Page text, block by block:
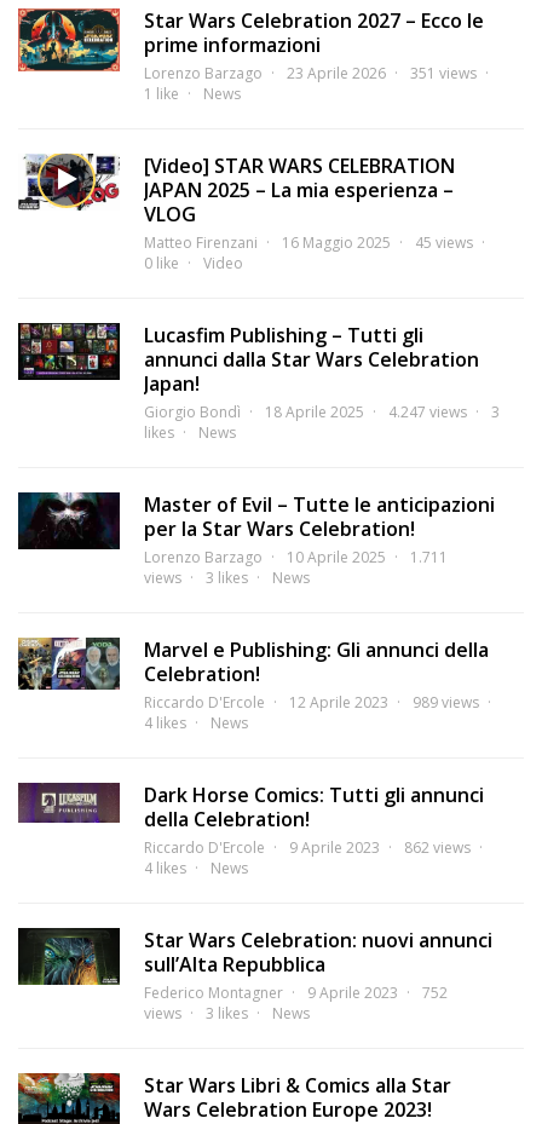
Star Wars Celebration 2027 – Ecco le
prime informazioni
Lorenzo Barzago 23 Aprile 2026
351 views
1 like
News
[Video] STAR WARS CELEBRATION
JAPAN 2025 – La mia esperienza –
VLOG
Matteo Firenzani 16 Maggio 2025
45 views
0 like
Video
Lucasfim Publishing – Tutti gli
annunci dalla Star Wars Celebration
Japan!
Giorgio Bondì 18 Aprile 2025 4.247 views
3
likes
News
Master of Evil – Tutte le anticipazioni
per la Star Wars Celebration!
Lorenzo Barzago 10 Aprile 2025
1.711
views
3 likes News
Marvel e Publishing: Gli annunci della
Celebration!
Riccardo D'Ercole 12 Aprile 2023
989 views
4 likes
News
Dark Horse Comics: Tutti gli annunci
della Celebration!
Riccardo D'Ercole 9 Aprile 2023
862 views
4 likes
News
Star Wars Celebration: nuovi annunci
sull’Alta Repubblica
Federico Montagner 9 Aprile 2023
752
views
3 likes News
Star Wars Libri & Comics alla Star
Wars Celebration Europe 2023!